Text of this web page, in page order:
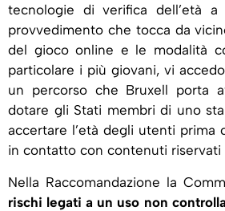
tecnologie di verifica dell’età
provvedimento che tocca da
del gioco online e le modalità
particolare i più giovani, vi
un percorso che Bruxell porta
dotare gli Stati membri di uno
accertare l’età degli utenti prima
in contatto con contenuti riservati
Nella Raccomandazione la
rischi legati a un uso non